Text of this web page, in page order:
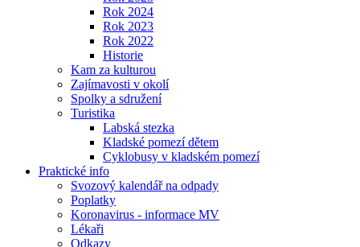
Rok 2024
Rok 2023
Rok 2022
Historie
Kam za kulturou
Zajímavosti v okolí
Spolky a sdružení
Turistika
Labská stezka
Kladské pomezí dětem
Cyklobusy v kladském pomezí
Praktické info
Svozový kalendář na odpady
Poplatky
Koronavirus - informace MV
Lékaři
Odkazy